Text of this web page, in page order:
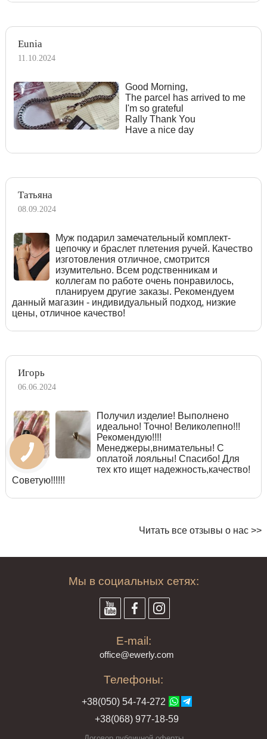
Eunia
11.10.2024
Good Morning,
The parcel has arrived to me
I'm so grateful
Rally Thank You
Have a nice day
Татьяна
08.09.2024
Муж подарил замечательный комплект-
цепочку и браслет плетения ручей. Качество
изготовления отличное, смотрится
изумительно. Всем родственникам и
коллегам по работе очень понравилось,
планируем другие заказы. Рекомендуем
данный магазин - индивидуальный подход, низкие
цены, отличное качество!
Игорь
06.06.2024
Получил изделие! Выполнено
идеально! Точно! Великолепно!!!
Рекомендую!!!!
Менеджеры,внимательны! С
оплатой лояльны! Спасибо! Для
тех кто ищет надежность,качество!
Советую!!!!!!
Читать все отзывы о нас >>
Мы в социальных сетях:
E-mail:
office@ewerly.com
Телефоны:
+38(050) 54-74-272
+38(068) 977-18-59